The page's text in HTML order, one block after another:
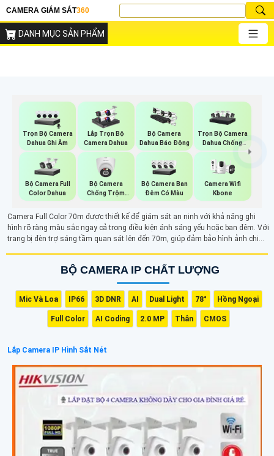
CAMERA GIÁM SÁT360
DANH MỤC SẢN PHẨM
Trọn Bộ Camera
Dahua Ghi Âm
Lắp Trọn Bộ
Camera Dahua
Bộ Camera
Dahua Báo Động
Trọn Bộ Camera
Dahua Chống
Trộm
Bộ Camera Full
Color Dahua
Bộ Camera
Chống Trộm
Kbvision
Bộ Camera Ban
Đêm Có Màu
Camera Wifi
Kbone
Camera Full Color 70m được thiết kế để giám sát an ninh với khả năng ghi
hình rõ ràng màu sắc ngay cả trong điều kiện ánh sáng yếu hoặc ban đêm. Với
trang bị đèn trợ sáng tầm quan sát lên đến 70m, giúp đảm bảo hình ảnh chi
BỘ CAMERA IP CHẤT LƯỢNG
Mic Và Loa IP66 3D DNR AI Dual Light 78° Hồng Ngoại
Full Color AI Coding 2.0 MP Thân CMOS
Lắp Camera IP Hình Sắt Nét